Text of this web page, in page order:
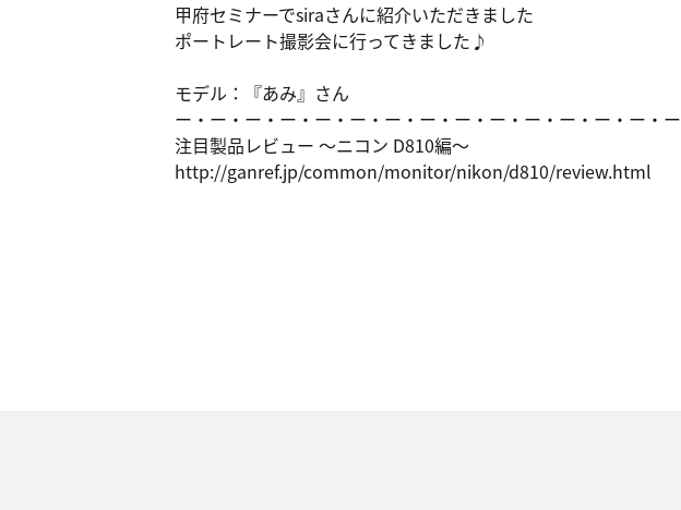
甲府セミナーでsiraさんに紹介いただきました
ポートレート撮影会に行ってきました♪
モデル：『あみ』さん
ー・ー・ー・ー・ー・ー・ー・ー・ー・ー・ー・ー・ー・ー・ー
注目製品レビュー ～ニコン D810編～
http://ganref.jp/common/monitor/nikon/d810/review.html